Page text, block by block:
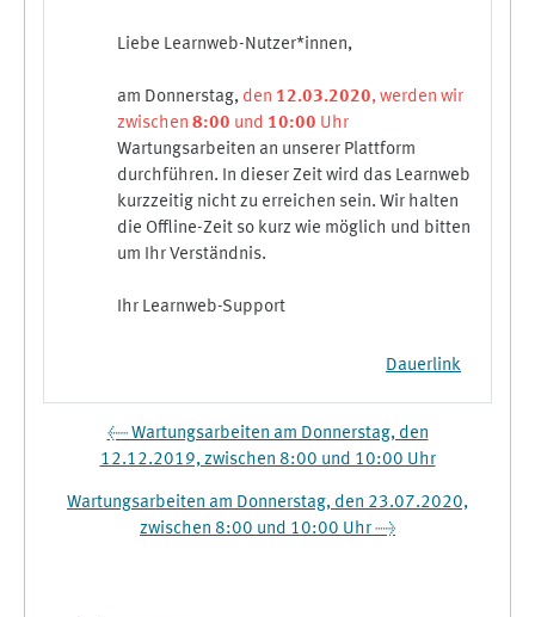
Liebe Learnweb-Nutzer*innen,
am Donnerstag, den 12.03.2020, werden wir
zwischen 8:00 und 10:00 Uhr
Wartungsarbeiten an unserer Plattform
durchführen. In dieser Zeit wird das Learnweb
kurzzeitig nicht zu erreichen sein. Wir halten
die Offline-Zeit so kurz wie möglich und bitten
um Ihr Verständnis.
Ihr Learnweb-Support
Dauerlink
← Wartungsarbeiten am Donnerstag, den
12.12.2019, zwischen 8:00 und 10:00 Uhr
Wartungsarbeiten am Donnerstag, den 23.07.2020,
zwischen 8:00 und 10:00 Uhr →